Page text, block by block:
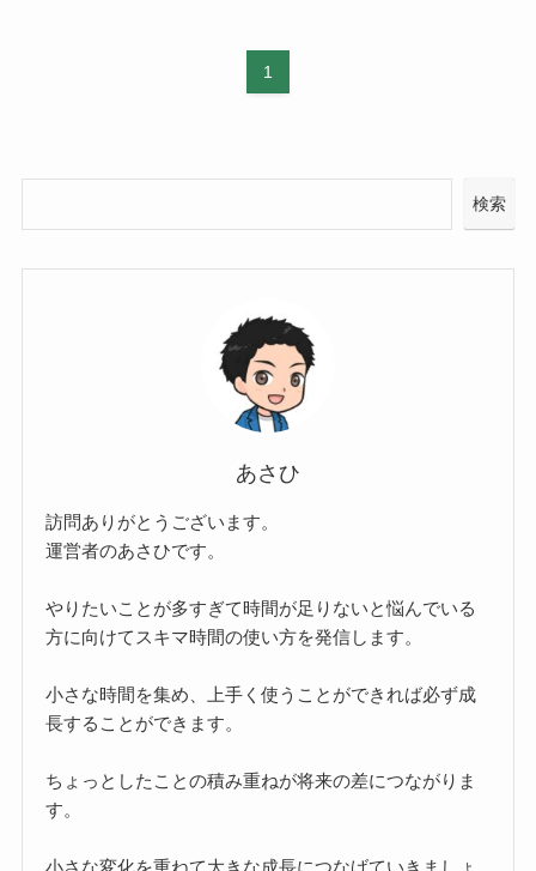
1
検索
あさひ
訪問ありがとうございます。
運営者のあさひです。
やりたいことが多すぎて時間が足りないと悩んでいる
方に向けてスキマ時間の使い方を発信します。
小さな時間を集め、上手く使うことができれば必ず成
長することができます。
ちょっとしたことの積み重ねが将来の差につながりま
す。
小さな変化を重ねて大きな成長につなげていきましょ